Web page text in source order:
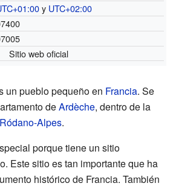
y UTC+02:00
Sitio web oficial
un pueblo pequeño en Francia. Se
deArdèche, dentro de la
Alpes.
porque tiene un sitio
Este sitio es tan importante que ha
histórico de Francia. También